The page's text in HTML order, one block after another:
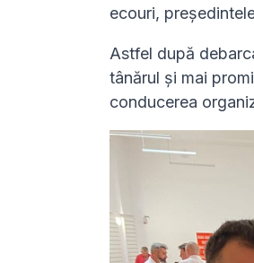
ecouri,
Astfel după
tânărul și mai
conducerea